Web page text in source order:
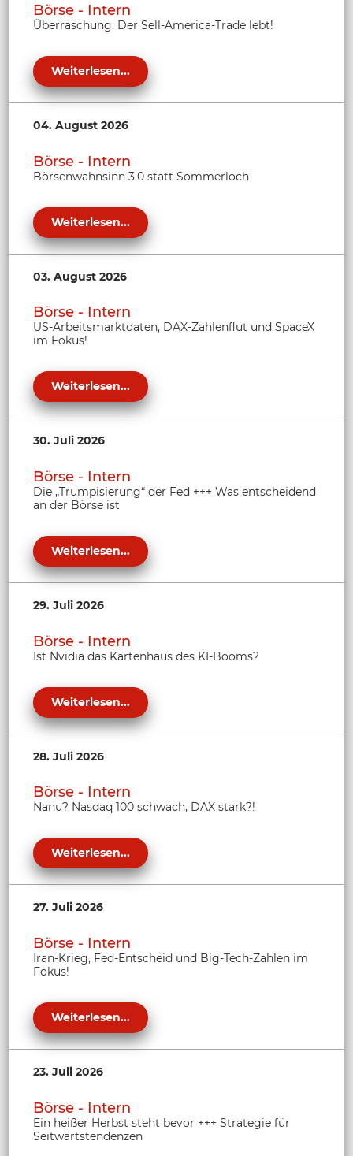
Börse - Intern
Überraschung: Der Sell-America-Trade lebt!
Weiterlesen...
04. August 2026
Börse - Intern
Börsenwahnsinn 3.0 statt Sommerloch
Weiterlesen...
03. August 2026
Börse - Intern
US-Arbeitsmarktdaten, DAX-Zahlenflut und SpaceX
im Fokus!
Weiterlesen...
30. Juli 2026
Börse - Intern
Die „Trumpisierung“ der Fed +++ Was entscheidend
an der Börse ist
Weiterlesen...
29. Juli 2026
Börse - Intern
Ist Nvidia das Kartenhaus des KI-Booms?
Weiterlesen...
28. Juli 2026
Börse - Intern
Nanu? Nasdaq 100 schwach, DAX stark?!
Weiterlesen...
27. Juli 2026
Börse - Intern
Iran-Krieg, Fed-Entscheid und Big-Tech-Zahlen im
Fokus!
Weiterlesen...
23. Juli 2026
Börse - Intern
Ein heißer Herbst steht bevor +++ Strategie für
Seitwärtstendenzen